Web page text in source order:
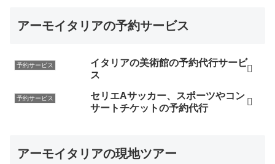
アーモイタリアの予約サービス
予約サービス
イタリアの美術館の予約代行サービ
ス
予約サービス
セリエAサッカー、スポーツやコン
サートチケットの予約代行
アーモイタリアの現地ツアー